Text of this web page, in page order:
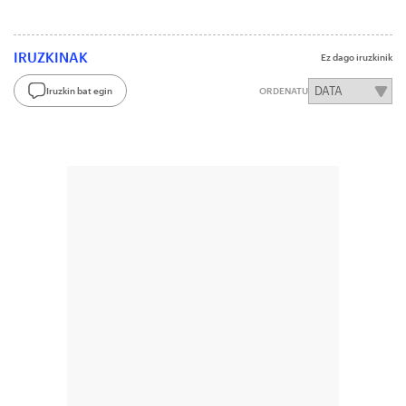
IRUZKINAK Ez dago iruzkinik
Iruzkin bat egin ORDENATU